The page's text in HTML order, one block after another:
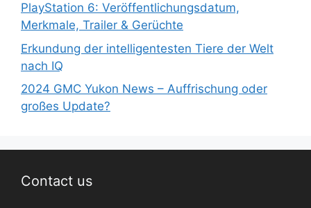
PlayStation 6: Veröffentlichungsdatum,
Merkmale, Trailer & Gerüchte
Erkundung der intelligentesten Tiere der Welt
nach IQ
2024 GMC Yukon News – Auffrischung oder
großes Update?
Contact us